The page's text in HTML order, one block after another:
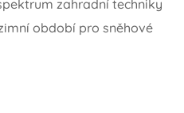
zahradní techniky
období pro sněhové